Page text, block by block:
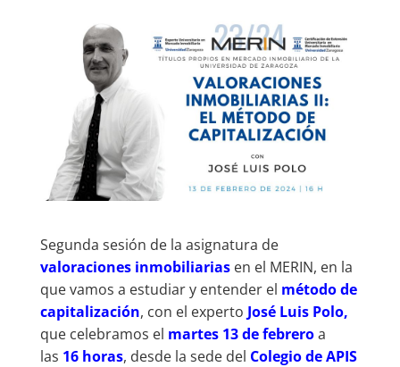
Segunda sesión de la asignatura de
valoraciones inmobiliariasen el MERIN, en la
que vamos a estudiar y entender el método de
capitalización, con el experto José Luis Polo,
que celebramos el martes 13 de febreroa
las 16 horas, desde la sede del Colegio de APIS